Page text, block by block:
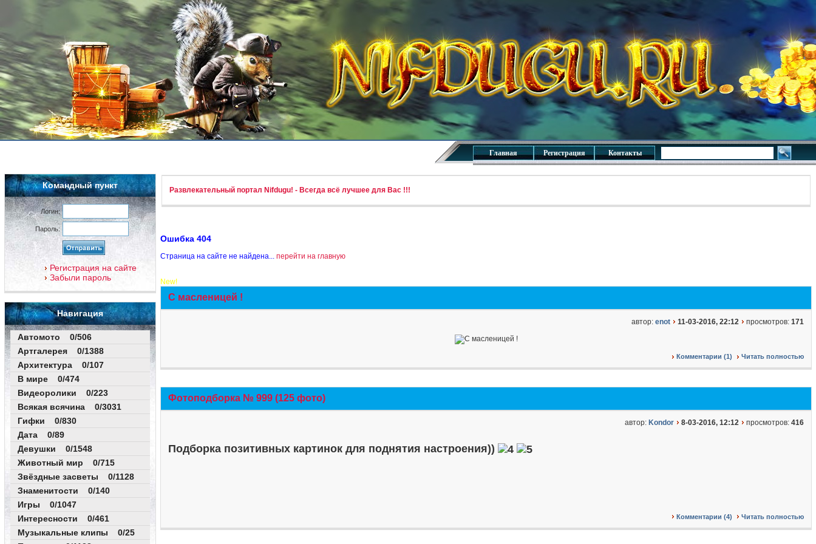
Главная Регистрация Контакты
Командный пункт
Логин:
Пароль:
Регистрация на сайте
Забыли пароль
Навигация
Автомото 0/506
Артгалерея 0/1388
Архитектура 0/107
В мире 0/474
Видеоролики 0/223
Всякая всячина 0/3031
Гифки 0/830
Дата 0/89
Девушки 0/1548
Животный мир 0/715
Звёздные засветы 0/1128
Знаменитости 0/140
Игры 0/1047
Интересности 0/461
Музыкальные клипы 0/25
Развлекательный портал Nifdugu! - Всегда всё лучшее для Вас !!!
Ошибка 404
Страница на сайте не найдена... перейти на главную
New!
С масленицей !
автор: enot 11-03-2016, 22:12 просмотров: 171
Комментарии (1) Читать полностью
Фотоподборка № 999 (125 фото)
автор: Kondor 8-03-2016, 12:12 просмотров: 416
Подборка позитивных картинок для поднятия настроения))
Комментарии (4) Читать полностью